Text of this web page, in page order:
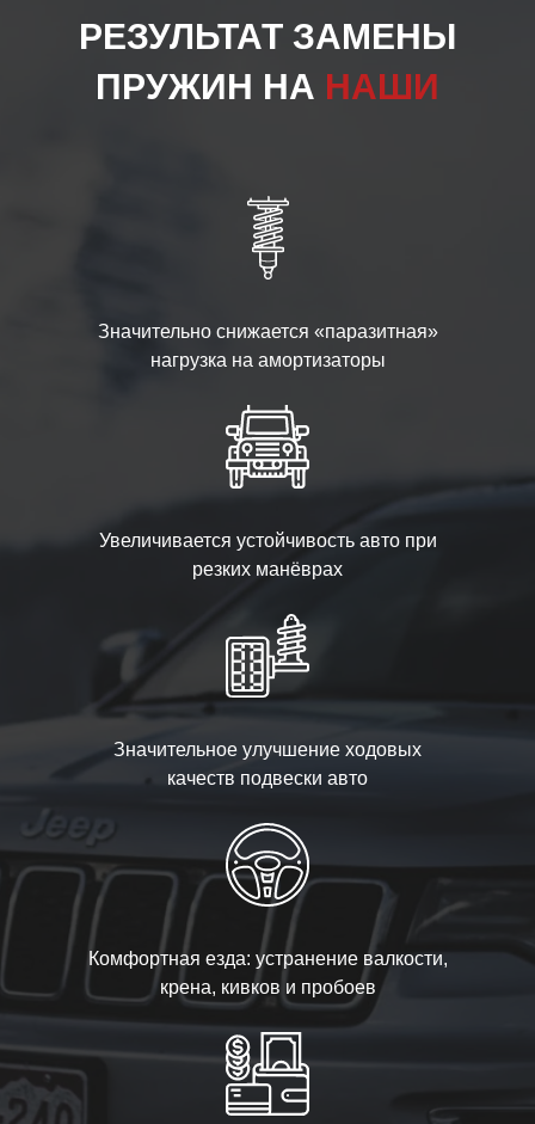
РЕЗУЛЬТАТ ЗАМЕНЫ
ПРУЖИН НА НАШИ
Значительно снижается «паразитная»
нагрузка на амортизаторы
Увеличивается устойчивость авто при
резких манёврах
Значительное улучшение ходовых
качеств подвески авто
Комфортная езда: устранение валкости,
крена, кивков и пробоев